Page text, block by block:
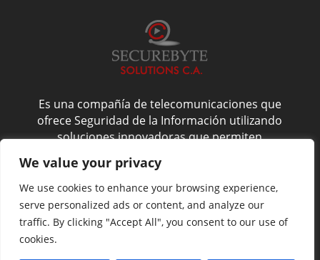
We value your privacy
We use cookies to enhance your browsing experience,
serve personalized ads or content, and analyze our
traffic. By clicking "Accept All", you consent to our use of
cookies.
Es una compañía de telecomunicaciones que
ofrece Seguridad de la Información utilizando
soluciones innovadoras que permiten
que nos enfocamos en la confidencialidad,
integridad y disponibilidad del activo más
valioso de su compañía: La Información.